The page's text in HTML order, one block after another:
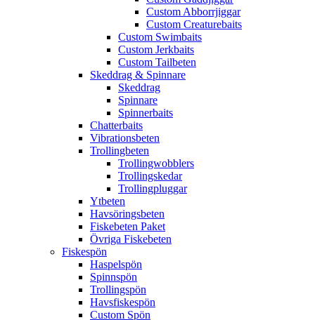
Custom Abborrjiggar
Custom Creaturebaits
Custom Swimbaits
Custom Jerkbaits
Custom Tailbeten
Skeddrag & Spinnare
Skeddrag
Spinnare
Spinnerbaits
Chatterbaits
Vibrationsbeten
Trollingbeten
Trollingwobblers
Trollingskedar
Trollingpluggar
Ytbeten
Havsöringsbeten
Fiskebeten Paket
Övriga Fiskebeten
Fiskespön
Haspelspön
Spinnspön
Trollingspön
Havsfiskespön
Custom Spön